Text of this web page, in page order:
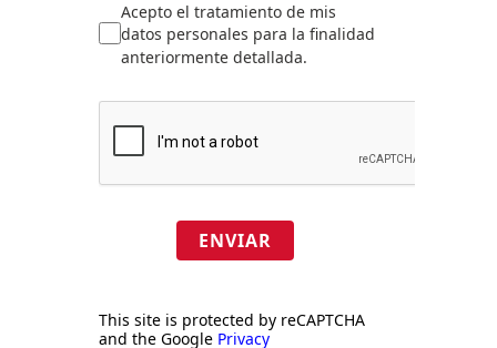
Acepto el tratamiento de mis
datos personales para la finalidad
anteriormente detallada.
ENVIAR
This site is protected by reCAPTCHA
and the Google Privacy